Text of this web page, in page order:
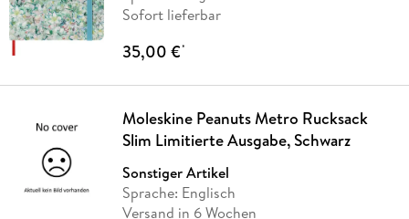
Sofort lieferbar
35,00 €*
Moleskine Peanuts Metro Rucksack
Slim Limitierte Ausgabe, Schwarz
Sonstiger Artikel
Sprache: Englisch
Versand in 6 Wochen